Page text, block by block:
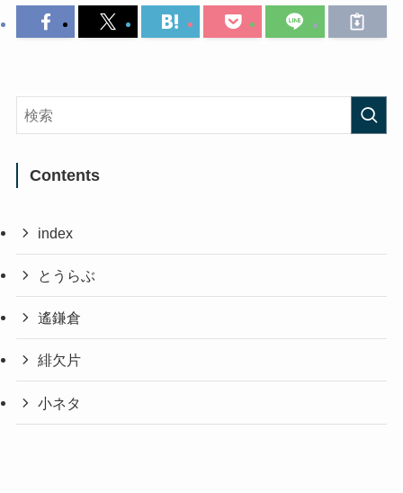
Contents
index
とうらぶ
遙鎌倉
緋欠片
小ネタ